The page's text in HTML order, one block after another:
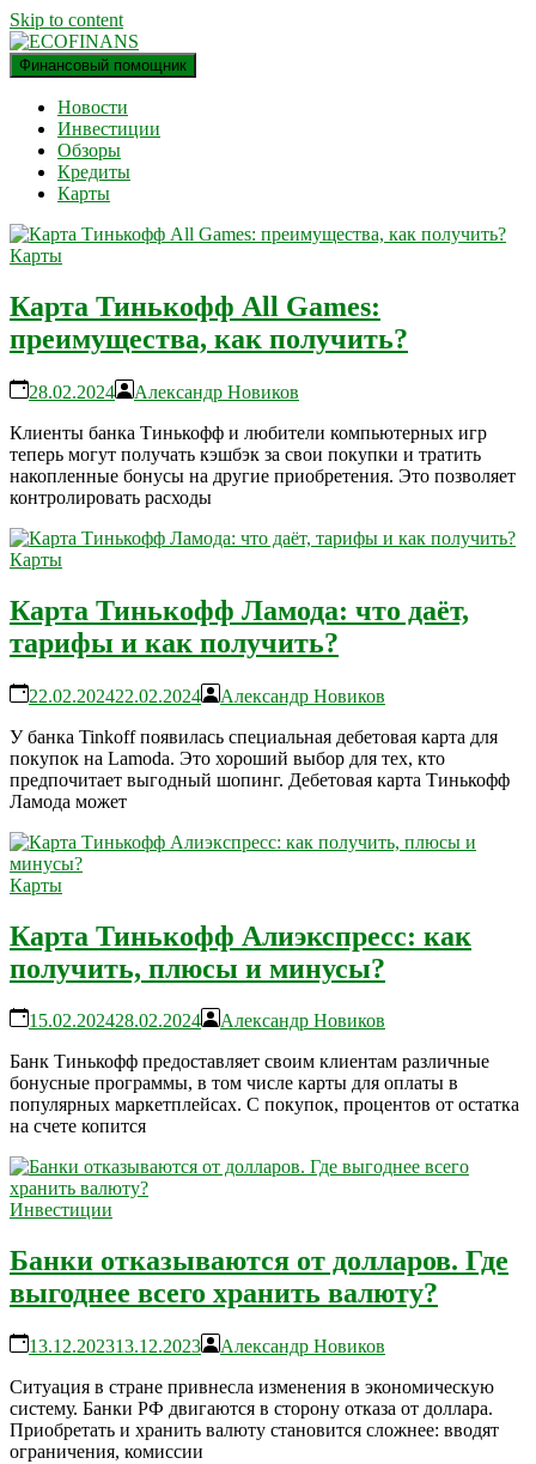
Skip to content
ECOFINANS
финансовый блог
Финансовый помощник
Новости
Инвестиции
Обзоры
Кредиты
Карты
Карты
Карта Тинькофф All Games:
преимущества, как получить?
28.02.2024
Александр Новиков
Клиенты банка Тинькофф и любители компьютерных игр
теперь могут получать кэшбэк за свои покупки и тратить
накопленные бонусы на другие приобретения. Это позволяет
контролировать расходы
Карты
Карта Тинькофф Ламода: что даёт,
тарифы и как получить?
22.02.202422.02.2024
Александр Новиков
У банка Tinkoff появилась специальная дебетовая карта для
покупок на Lamoda. Это хороший выбор для тех, кто
предпочитает выгодный шопинг. Дебетовая карта Тинькофф
Ламода может
Карты
Карта Тинькофф Алиэкспресс: как
получить, плюсы и минусы?
15.02.202428.02.2024
Александр Новиков
Банк Тинькофф предоставляет своим клиентам различные
бонусные программы, в том числе карты для оплаты в
популярных маркетплейсах. С покупок, процентов от остатка
на счете копится
Инвестиции
Банки отказываются от долларов. Где
выгоднее всего хранить валюту?
13.12.202313.12.2023
Александр Новиков
Ситуация в стране привнесла изменения в экономическую
систему. Банки РФ двигаются в сторону отказа от доллара.
Приобретать и хранить валюту становится сложнее: вводят
ограничения, комиссии